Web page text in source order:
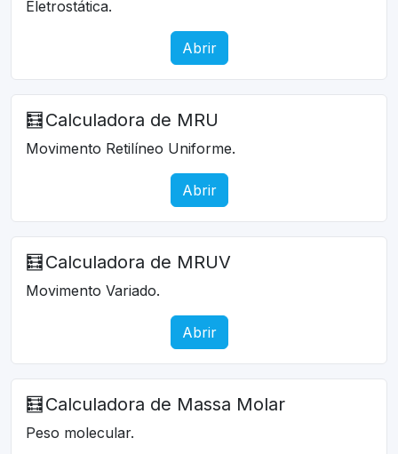
Eletrostática.
Abrir
🧮 Calculadora de MRU
Movimento Retilíneo Uniforme.
Abrir
🧮 Calculadora de MRUV
Movimento Variado.
Abrir
🧮 Calculadora de Massa Molar
Peso molecular.